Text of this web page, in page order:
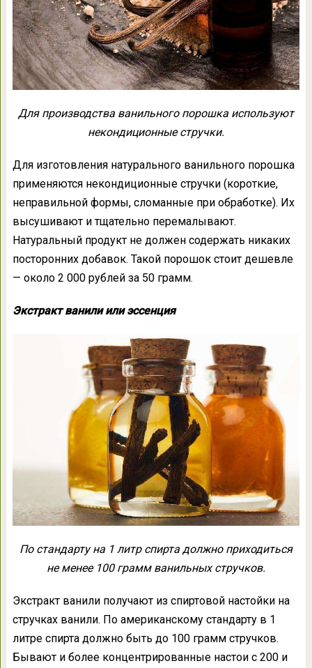
Для производства ванильного порошка используют
некондиционные стручки.
Для изготовления натурального ванильного порошка
применяются некондиционные стручки (короткие,
неправильной формы, сломанные при обработке). Их
высушивают и тщательно перемалывают.
Натуральный продукт не должен содержать никаких
посторонних добавок. Такой порошок стоит дешевле
— около 2 000 рублей за 50 грамм.
Экстракт ванили или эссенция
По стандарту на 1 литр спирта должно приходиться
не менее 100 грамм ванильных стручков.
Экстракт ванили получают из спиртовой настойки на
стручках ванили. По американскому стандарту в 1
литре спирта должно быть до 100 грамм стручков.
Бывают и более концентрированные настои с 200 и